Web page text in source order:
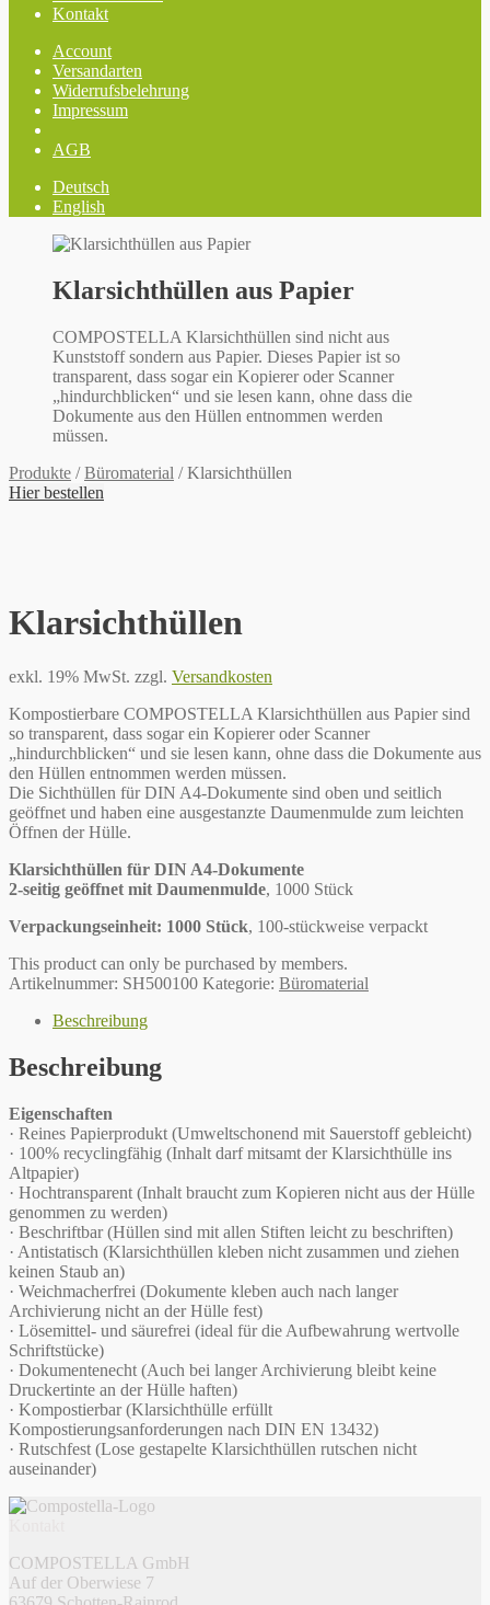
Kontakt
Account
Versandarten
Widerrufsbelehrung
Impressum
AGB
Deutsch
English
Klarsichthüllen aus Papier
COMPOSTELLA Klarsichthüllen sind nicht aus
Kunststoff sondern aus Papier. Dieses Papier ist so
transparent, dass sogar ein Kopierer oder Scanner
„hindurchblicken“ und sie lesen kann, ohne dass die
Dokumente aus den Hüllen entnommen werden
müssen.
Produkte /Büromaterial /Klarsichthüllen
Hier bestellen
Klarsichthüllen
exkl. 19% MwSt. zzgl. Versandkosten
Kompostierbare COMPOSTELLA Klarsichthüllen aus Papier sind
so transparent, dass sogar ein Kopierer oder Scanner
„hindurchblicken“ und sie lesen kann, ohne dass die Dokumente aus
den Hüllen entnommen werden müssen.
Die Sichthüllen für DIN A4-Dokumente sind oben und seitlich
geöffnet und haben eine ausgestanzte Daumenmulde zum leichten
Öffnen der Hülle.
Klarsichthüllen für DIN A4-Dokumente
2-seitig geöffnet mit Daumenmulde, 1000 Stück
Verpackungseinheit: 1000 Stück, 100-stückweise verpackt
This product can only be purchased by members.
Artikelnummer: SH500100 Kategorie: Büromaterial
Beschreibung
Beschreibung
Eigenschaften
· Reines Papierprodukt (Umweltschonend mit Sauerstoff gebleicht)
· 100% recyclingfähig (Inhalt darf mitsamt der Klarsichthülle ins
Altpapier)
· Hochtransparent (Inhalt braucht zum Kopieren nicht aus der Hülle
genommen zu werden)
· Beschriftbar (Hüllen sind mit allen Stiften leicht zu beschriften)
· Antistatisch (Klarsichthüllen kleben nicht zusammen und ziehen
keinen Staub an)
· Weichmacherfrei (Dokumente kleben auch nach langer
Archivierung nicht an der Hülle fest)
· Lösemittel- und säurefrei (ideal für die Aufbewahrung wertvolle
Schriftstücke)
· Dokumentenecht (Auch bei langer Archivierung bleibt keine
Druckertinte an der Hülle haften)
· Kompostierbar (Klarsichthülle erfüllt
Kompostierungsanforderungen nach DIN EN 13432)
· Rutschfest (Lose gestapelte Klarsichthüllen rutschen nicht
auseinander)
COMPOSTELLA GmbH
Auf der Oberwiese 7